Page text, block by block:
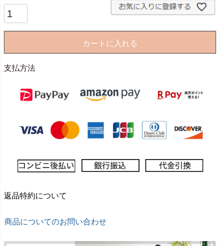
カートに入れる
支払方法
返品特約について
商品についてのお問い合わせ